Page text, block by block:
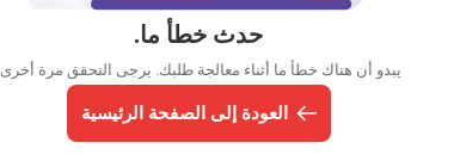
حدث خطأ ما.
يبدو أن هناك خطأ ما أثناء معالجة طلبك. يرجى التحقق مرة أخرى.
العودة إلى الصفحة الرئيسية